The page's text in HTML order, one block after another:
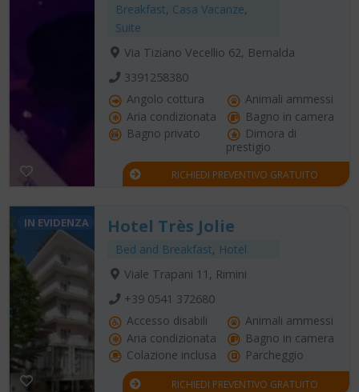
Breakfast, Casa Vacanze,
Suite
Via Tiziano Vecellio 62, Bernalda
3391258380
Angolo cottura
Animali ammessi
Aria condizionata
Bagno in camera
Bagno privato
Dimora di
prestigio
RICHIEDI PREVENTIVO GRATUITO
Hotel Très Jolie
Bed and Breakfast, Hotel
Viale Trapani 11, Rimini
+39 0541 372680
Accesso disabili
Animali ammessi
Aria condizionata
Bagno in camera
Colazione inclusa
Parcheggio
RICHIEDI PREVENTIVO GRATUITO
IN EVIDENZA